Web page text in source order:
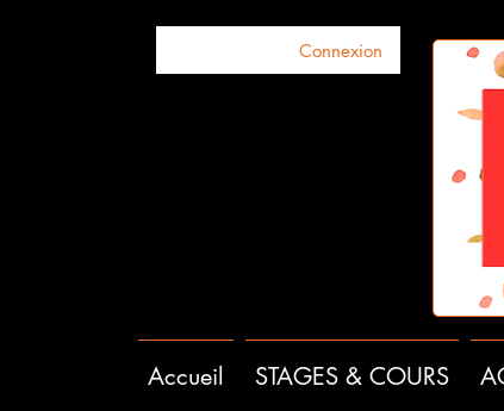
Connexion
Accueil STAGES & COURS